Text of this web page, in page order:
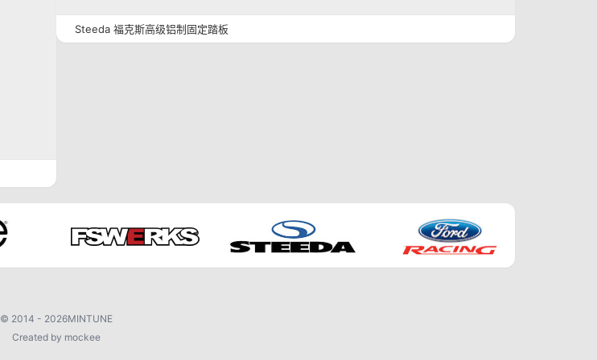
Steeda 福克斯高级铝制固定踏板
© 2014 - 2026MINTUNE
Created by mockee